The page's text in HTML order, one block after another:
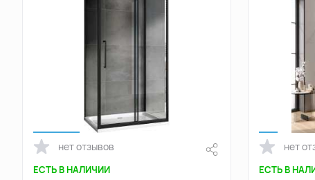
нет отзывов
ЕСТЬ В НАЛИЧИИ
нет
ЕСТЬ В